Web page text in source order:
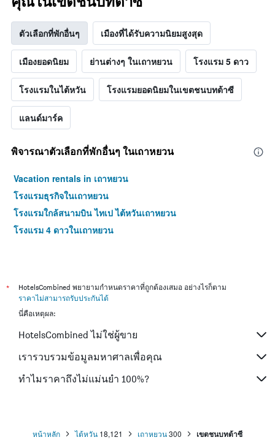
ตัวเลือกที่พักอื่นๆ เมืองที่ได้รับความนิยมสูงสุด
เมืองยอดนิยม ย่านต่างๆ ในเถาหยวน โรงแรม 5 ดาว
โรงแรมในไต้หวัน โรงแรมยอดนิยมในเขตชนบทต้าซี
แลนด์มาร์ค
พิจารณาตัวเลือกที่พักอื่นๆ ในเถาหยวน
Vacation rentals in เถาหยวน
โรงแรมธุรกิจในเถาหยวน
โรงแรมใกล้สนามบิน ไทเป ไต้หวันเถาหยวน
โรงแรม 4 ดาวในเถาหยวน
*
HotelsCombined พยายามกำหนดราคาที่ถูกต้องเสมอ อย่างไรก็ตาม
ราคาไม่สามารถรับประกันได้
นี่คือเหตุผล:
HotelsCombined ไม่ใช่ผู้ขาย
เรารวบรวมข้อมูลมหาศาลเพื่อคุณ
ทำไมราคาถึงไม่แม่นยำ 100%?
หน้าหลัก ไต้หวัน 18,121 เถาหยวน300 เขตชนบทต้าซี